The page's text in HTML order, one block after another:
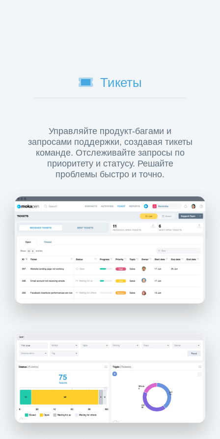
Тикеты
Управляйте продукт-багами и
запросами поддержки, создавая тикеты
команде. Отслеживайте запросы по
приоритету и статусу. Решайте
проблемы быстро и точно.